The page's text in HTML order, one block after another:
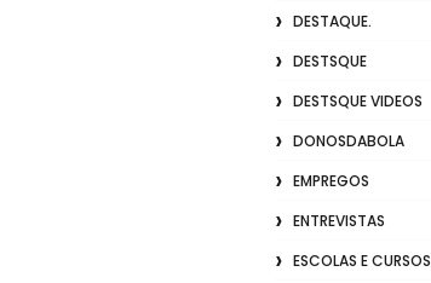
DESTAQUE.
DESTSQUE
DESTSQUE VIDEOS
DONOSDABOLA
EMPREGOS
ENTREVISTAS
ESCOLAS E CURSOS